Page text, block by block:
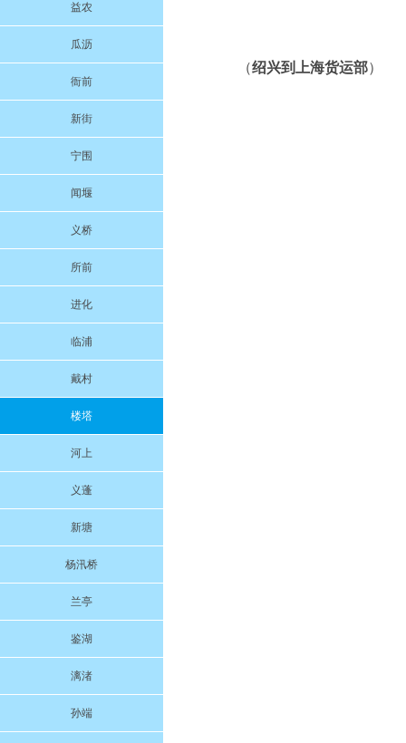
益农
瓜沥
衙前
新街
宁围
闻堰
义桥
所前
进化
临浦
戴村
楼塔
河上
义蓬
新塘
杨汛桥
兰亭
鉴湖
漓渚
孙端
（绍兴到上海货运部）